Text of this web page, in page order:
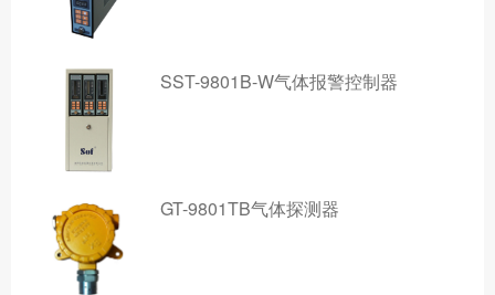
SST-9801B-W气体报警控制器
GT-9801TB气体探测器